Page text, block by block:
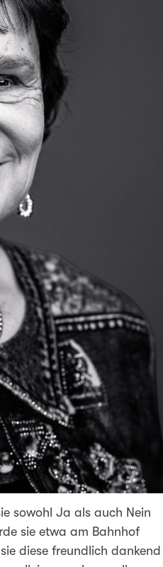
sowohl Ja als auch Nein
sie etwa am Bahnhof
diese freundlich dankend